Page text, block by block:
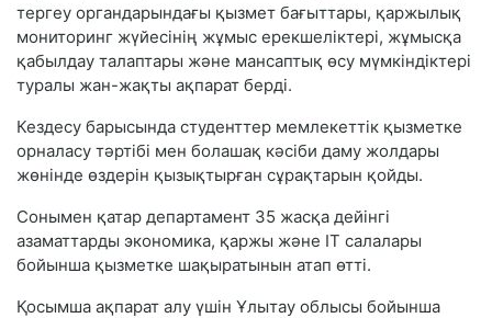
тергеу органдарындағы қызмет бағыттары, қаржылық
мониторинг жүйесінің жұмыс ерекшеліктері, жұмысқа
қабылдау талаптары және мансаптық өсу мүмкіндіктері
туралы жан-жақты ақпарат берді.
Кездесу барысында студенттер мемлекеттік қызметке
орналасу тәртібі мен болашақ кәсіби даму жолдары
жөнінде өздерін қызықтырған сұрақтарын қойды.
Сонымен қатар департамент 35 жасқа дейінгі
азаматтарды экономика, қаржы және IT салалары
бойынша қызметке шақыратынын атап өтті.
Қосымша ақпарат алу үшін Ұлытау облысы бойынша